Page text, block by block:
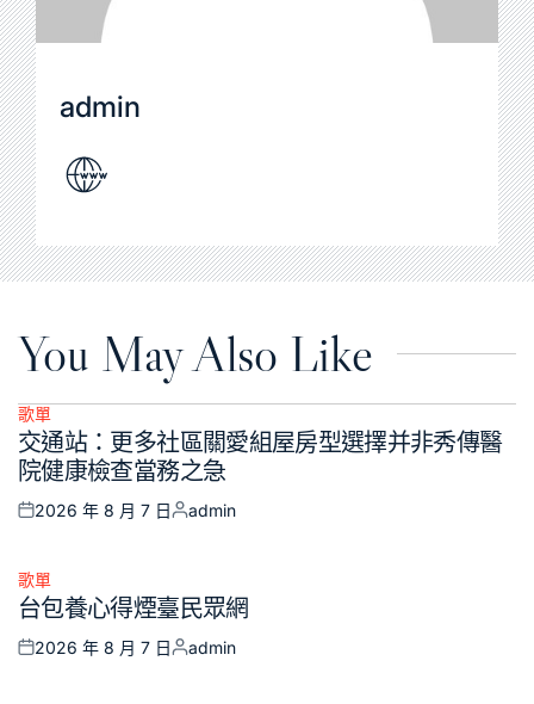
admin
You May Also Like
Posted
in
歌單
交通站：更多社區關愛組屋房型選擇并非秀傳醫
院健康檢查當務之急
Posted
2026 年 8 月 7 日
Posted
admin
Posted
in
歌單
台包養心得煙臺民眾網
Posted
2026 年 8 月 7 日
Posted
admin